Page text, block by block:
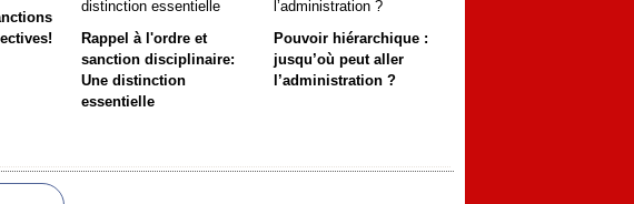
Rappel à l'ordre et
sanction disciplinaire:
Une distinction
essentielle
Pouvoir hiérarchique :
jusqu’où peut aller
l’administration ?